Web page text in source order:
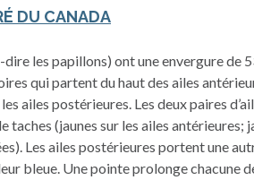
DU CANADA
dire les papillons) ont une envergure de
qui partent du haut des ailes
ailes postérieures. Les deux paires
taches (jaunes sur les ailes antérieures;
Les ailes postérieures portent une
bleue. Une pointe prolonge chacune